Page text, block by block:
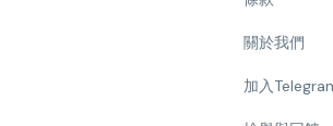
關於我們
加入